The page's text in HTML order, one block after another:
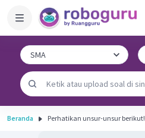
Beranda